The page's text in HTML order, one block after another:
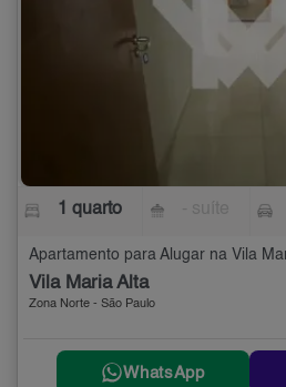
1 quarto
Vila Maria Alta
Zona Norte - São Paulo
WhatsApp